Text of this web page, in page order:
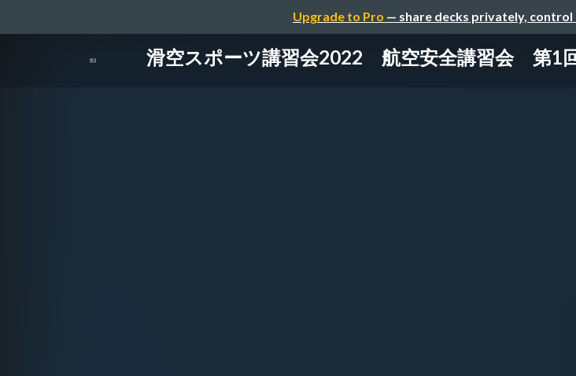
Upgrade to Pro — share decks privately,
滑空スポーツ講習会2022 航空安全講習会 第1